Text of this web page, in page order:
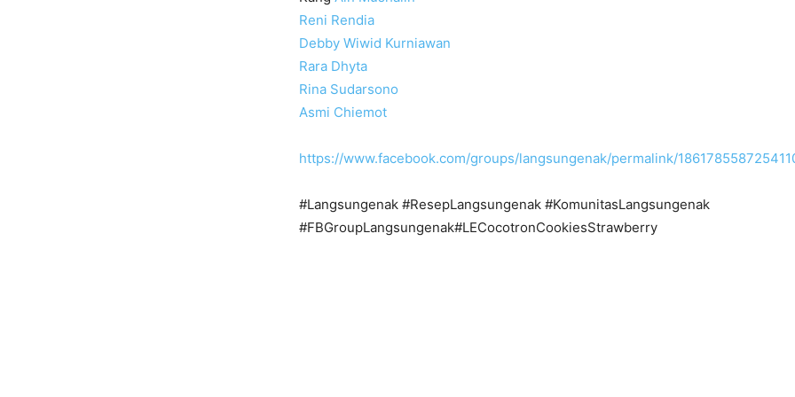
Reni Rendia
Debby Wiwid Kurniawan
Rara Dhyta
Rina Sudarsono
Asmi Chiemot
https://www.facebook.com/groups/langsungenak/permalink/
#Langsungenak #ResepLangsungenak #KomunitasLangsungenak
#FBGroupLangsungenak#LECocotronCookiesStrawberry